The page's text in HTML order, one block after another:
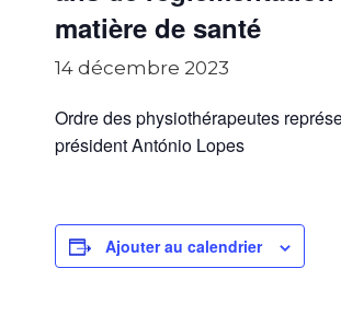
matière de santé
14 décembre 2023
Ordre des physiothérapeutes
président António Lopes
Ajouter au calendrier